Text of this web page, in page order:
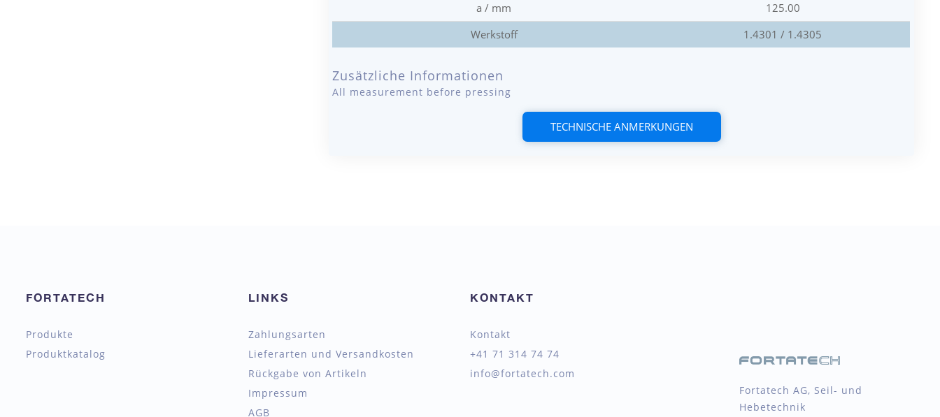
a / mm
125.00
Werkstoff
1.4301 / 1.4305
Zusätzliche Informationen
All measurement before pressing
TECHNISCHE ANMERKUNGEN
FORTATECH
Produkte
Produktkatalog
LINKS
Zahlungsarten
Lieferarten und Versandkosten
Rückgabe von Artikeln
Impressum
AGB
KONTAKT
Kontakt
+41 71 314 74 74
info@fortatech.com
Fortatech AG, Seil- und
Hebetechnik